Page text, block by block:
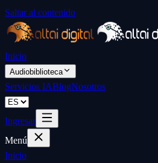
Saltar al contenido
Inicio
Audiobiblioteca
Servicios IABlogNosotros
Ingresar
Menú
Inicio